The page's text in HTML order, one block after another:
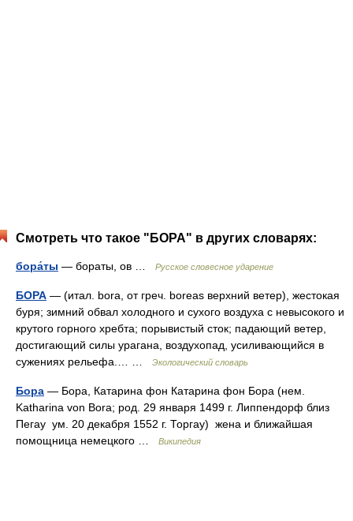
Смотреть что такое "БОРА" в других словарях:
бора́ты — бораты, ов … Русское словесное ударение
БОРА — (итал. bora, от греч. boreas верхний ветер), жестокая
буря; зимний обвал холодного и сухого воздуха с невысокого и
крутого горного хребта; порывистый сток; падающий ветер,
достигающий силы урагана, воздухопад, усиливающийся в
сужениях рельефа.… …
Экологический словарь
Бора — Бора, Катарина фон Катарина фон Бора (нем.
Katharina von Bora; род. 29 января 1499 г. Липпендорф близ
Пегау ум. 20 декабря 1552 г. Торгау) жена и ближайшая
помощница немецкого …
Википедия